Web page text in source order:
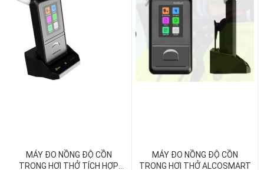
MÁY ĐO NỒNG ĐỘ CỒN
TRONG HƠI THỞ TÍCH HỢP
MÁY ĐO NỒNG ĐỘ CỒN
TRONG HƠI THỞ ALCOSMART